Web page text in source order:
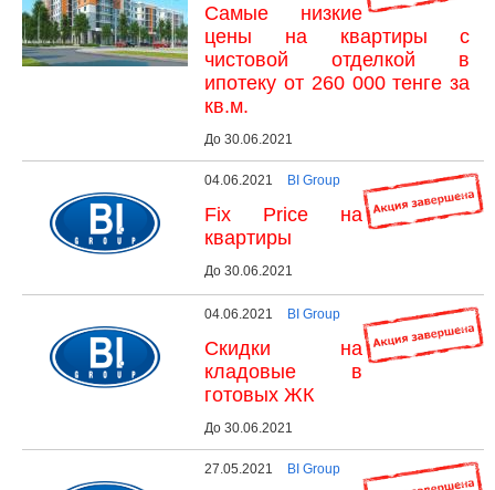
Самые низкие
цены на квартиры с
чистовой отделкой в
ипотеку от 260 000 тенге за
кв.м.
До 30.06.2021
04.06.2021 BI Group
Fix Price на
квартиры
До 30.06.2021
04.06.2021 BI Group
Скидки на
кладовые в
готовых ЖК
До 30.06.2021
27.05.2021 BI Group